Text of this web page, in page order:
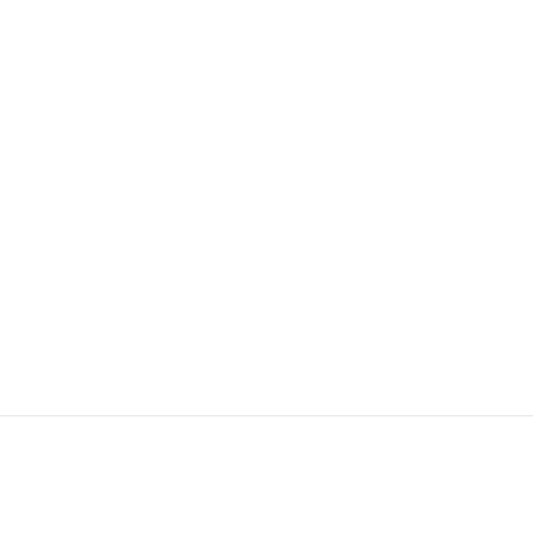
ФСБ И ДР. СПЕЦСЛУЖБЫ